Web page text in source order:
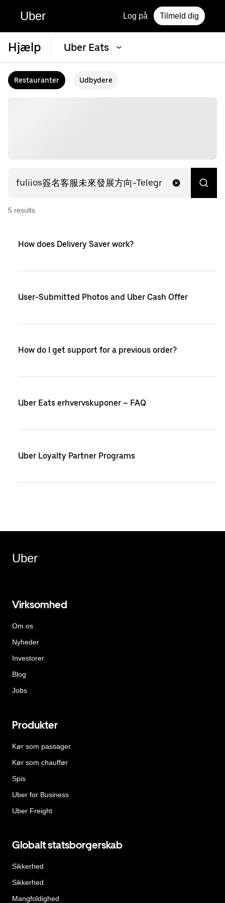
Uber Log på Tilmeld dig
Hjælp Uber Eats
Restauranter Udbydere
5 results
How does Delivery Saver work?
User-Submitted Photos and Uber Cash Offer
How do I get support for a previous order?
Uber Eats erhvervskuponer – FAQ
Uber Loyalty Partner Programs
Uber
Virksomhed
Om os
Nyheder
Investorer
Blog
Jobs
Produkter
Kør som passager
Kør som chauffør
Spis
Uber for Business
Uber Freight
Globalt statsborgerskab
Sikkerhed
Sikkerhed
Mangfoldighed